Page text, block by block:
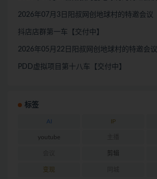
2026年07月3日阳叔网创地球村的特邀会议
抖店店群第一车【交付中】
2026年05月22日阳叔网创地球村的特邀会议
PDD虚拟项目第十八车【交付中】
标签
AI IP
youtube
剪辑
变现